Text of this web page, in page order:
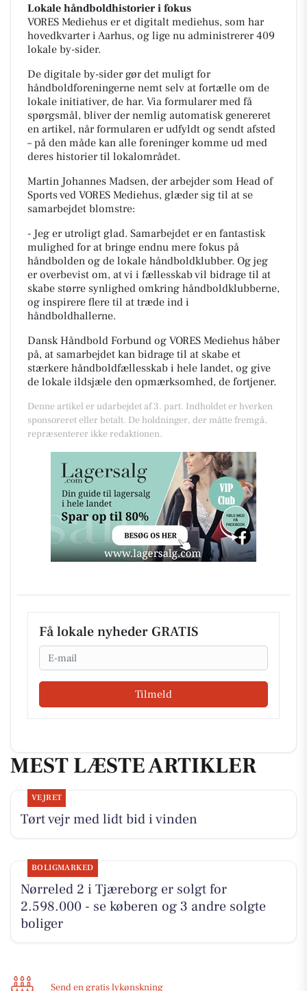
Lokale håndboldhistorier i fokus
VORES Mediehus er et digitalt mediehus, som har
hovedkvarter i Aarhus, og lige nu administrerer 409
lokale by-sider.
De digitale by-sider gør det muligt for
håndboldforeningerne nemt selv at fortælle om de
lokale initiativer, de har. Via formularer med få
spørgsmål, bliver der nemlig automatisk genereret
en artikel, når formularen er udfyldt og sendt afsted
– på den måde kan alle foreninger komme ud med
deres historier til lokalområdet.
Martin Johannes Madsen, der arbejder som Head of
Sports ved VORES Mediehus, glæder sig til at se
samarbejdet blomstre:
- Jeg er utroligt glad. Samarbejdet er en fantastisk
mulighed for at bringe endnu mere fokus på
håndbolden og de lokale håndboldklubber. Og jeg
er overbevist om, at vi i fællesskab vil bidrage til at
skabe større synlighed omkring håndboldklubberne,
og inspirere flere til at træde ind i
håndboldhallerne.
Dansk Håndbold Forbund og VORES Mediehus håber
på, at samarbejdet kan bidrage til at skabe et
stærkere håndboldfællesskab i hele landet, og give
de lokale ildsjæle den opmærksomhed, de fortjener.
Denne artikel er udarbejdet af 3. part. Indholdet er hverken
sponsoreret eller betalt. De holdninger, der måtte fremgå,
repræsenterer ikke redaktionen.
Få lokale nyheder GRATIS
Email
Tilmeld
MEST LÆSTE ARTIKLER
VEJRET
Tørt vejr med lidt bid i vinden
BOLIGMARKED
Nørreled 2 i Tjæreborg er solgt for
2.598.000 - se køberen og 3 andre solgte
boliger
Send en gratis lykønskning